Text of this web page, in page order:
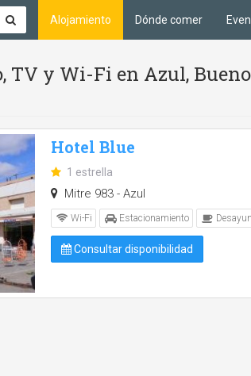
Alojamiento Dónde comer
TV y Wi-Fi en Azul,
Hotel Blue
1 estrella
Mitre 983 - Azul
Wi-Fi Estacionamiento
Consultar disponibilidad